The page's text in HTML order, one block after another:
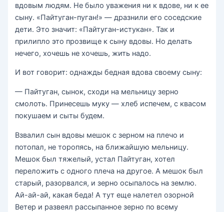
вдовым людям. Не было уважения ни к вдове, ни к ее
сыну. «Пайтуган-пуган!» — дразнили его соседские
дети. Это значит: «Пайтуган-истукан». Так и
прилипло это прозвище к сыну вдовы. Но делать
нечего, хочешь не хочешь, жить надо.
И вот говорит: однажды бедная вдова своему сыну:
— Пайтуган, сынок, сходи на мельницу зерно
смолоть. Принесешь муку — хлеб испечем, с квасом
покушаем и сыты будем.
Взвалил сын вдовы мешок с зерном на плечо и
потопал, не торопясь, на ближайшую мельницу.
Мешок был тяжелый, устал Пайтуган, хотел
переложить с одного плеча на другое. А мешок был
старый, разорвался, и зерно осыпалось на землю.
Ай-ай-ай, какая беда! А тут еще налетел озорной
Ветер и развеял рассыпанное зерно по всему